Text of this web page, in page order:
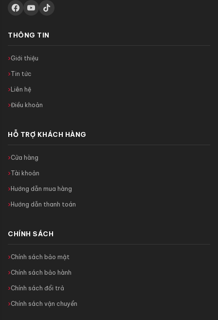
THÔNG TIN
Giới thiệu
Tin tức
Liên hệ
Điều khoản
HỖ TRỢ KHÁCH HÀNG
Cửa hàng
Tài khoản
Hướng dẫn mua hàng
Hướng dẫn thanh toán
CHÍNH SÁCH
Chính sách bảo mật
Chính sách bảo hành
Chính sách đổi trả
Chính sách vận chuyển